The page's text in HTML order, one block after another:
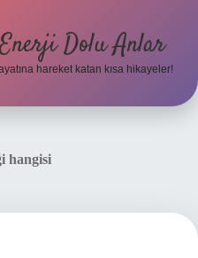
Dolu Anlar
hareket katan kısa hikayeler!
hangisi